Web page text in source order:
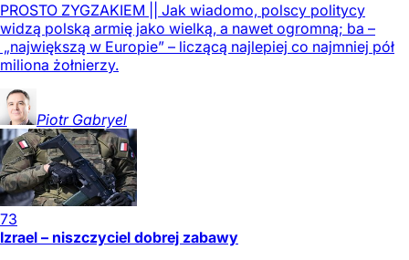
PROSTO ZYGZAKIEM || Jak wiadomo, polscy politycy
widzą polską armię jako wielką, a nawet ogromną; ba –
„największą w Europie” – liczącą najlepiej co najmniej pół
miliona żołnierzy.
Piotr Gabryel
73
Izrael – niszczyciel dobrej zabawy